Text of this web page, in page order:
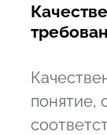
понятие,